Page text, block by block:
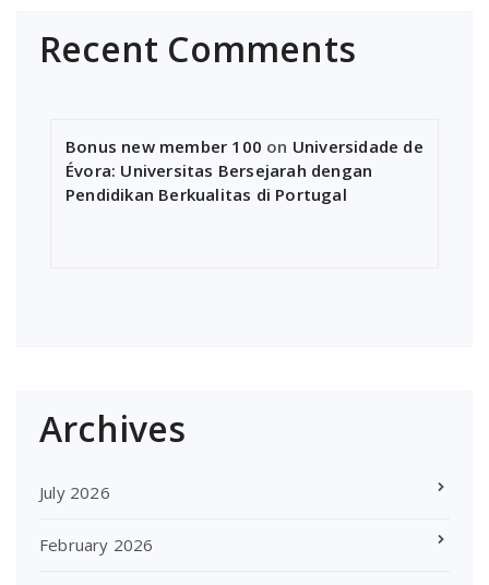
Recent Comments
Bonus new member 100 on Universidade de
Évora: Universitas Bersejarah dengan
Pendidikan Berkualitas di Portugal
Archives
July 2026
February 2026